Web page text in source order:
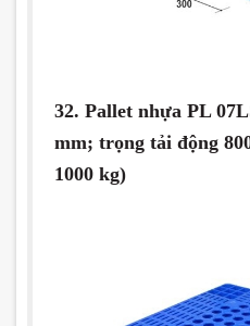
32. Pallet nhựa PL
mm; trọng tải động
1000 kg)